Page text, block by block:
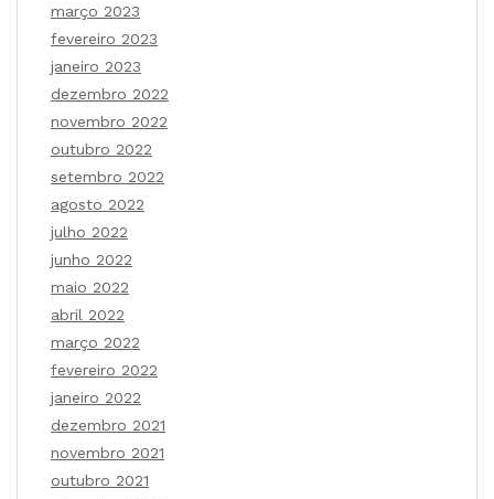
março 2023
fevereiro 2023
janeiro 2023
dezembro 2022
novembro 2022
outubro 2022
setembro 2022
agosto 2022
julho 2022
junho 2022
maio 2022
abril 2022
março 2022
fevereiro 2022
janeiro 2022
dezembro 2021
novembro 2021
outubro 2021